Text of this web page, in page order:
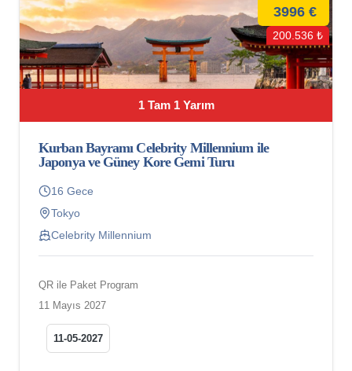
1 Tam 1 Yarım
3996 €
200.536 ₺
Kurban Bayramı Celebrity Millennium ile
Japonya ve Güney Kore Gemi Turu
16 Gece
Tokyo
Celebrity Millennium
QR ile Paket Program
11 Mayıs 2027
11-05-2027